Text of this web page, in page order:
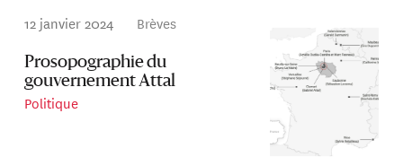
12 janvier 2024 Brèves
Prosopographie du
gouvernement Attal
Politique